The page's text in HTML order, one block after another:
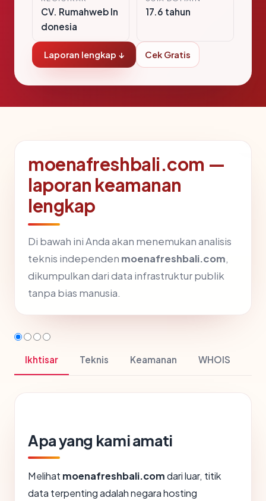
CV. Rumahweb In
donesia
17.6 tahun
Laporan lengkap ↓ Cek Gratis
moenafreshbali.com —
laporan keamanan
lengkap
Di bawah ini Anda akan menemukan analisis
teknis independen moenafreshbali.com,
dikumpulkan dari data infrastruktur publik
tanpa bias manusia.
Ikhtisar Teknis Keamanan WHOIS
Apa yang kami amati
Melihat moenafreshbali.comdari luar, titik
data terpenting adalah negara hosting